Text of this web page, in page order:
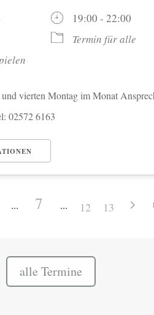
19:00 - 22:00
Termin für alle
vierten Montag im Monat
02572 6163
7 12 13
alle Termine